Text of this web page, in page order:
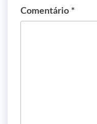
Comentário *